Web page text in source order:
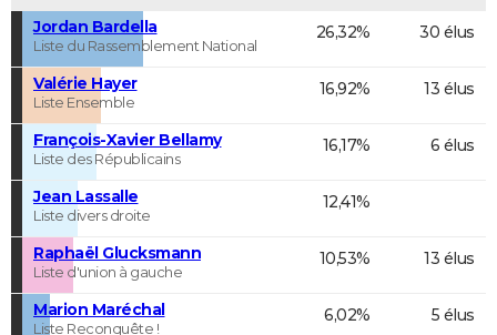
Jordan Bardella
Liste du Rassemblement National
26,32% 30 élus
Valérie Hayer
Liste Ensemble
16,92% 13 élus
François-Xavier Bellamy
Liste des Républicains
16,17% 6 élus
Jean Lassalle
Liste divers droite
12,41%
Raphaël Glucksmann
Liste d'union à gauche
10,53% 13 élus
Marion Maréchal
Liste Reconquête !
6,02% 5 élus